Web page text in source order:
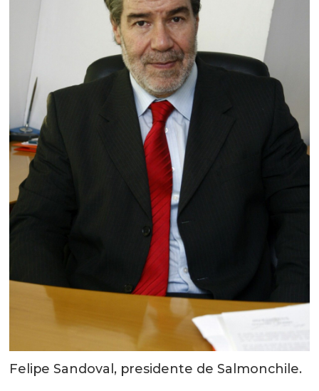
Felipe Sandoval, presidente de Salmonchile.